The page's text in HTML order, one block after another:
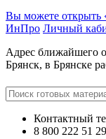
Вы можете
ИнПро Личный
Адрес ближайшего
Брянск, в Брянске
Контактный
8 800 222 51 29